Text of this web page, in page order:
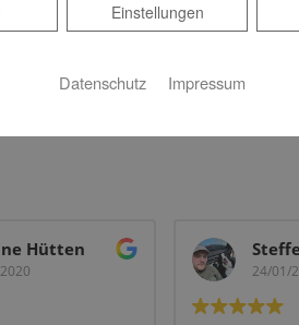
Hütten
24/01/
Einstellungen
Datenschutz Impressum